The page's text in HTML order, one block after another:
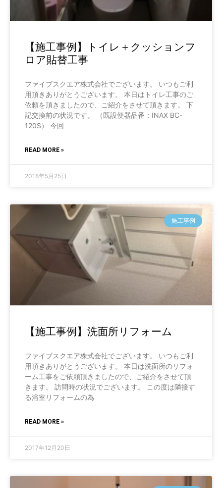
【施工事例】トイレ＋クッションフ
ロア貼替工事
ファイブスクエア株式会社でございます。 いつもご利
用頂きありがとうございます。 本日はトイレ工事のご
依頼を頂きましたので、ご紹介をさせて頂きます。 下
記交換前の状況です。 （既設便器品番：INAX BC-
120S） 今回
READ MORE »
2018年5月25日
施工事例
【施工事例】洗面所リフォーム
ファイブスクエア株式会社でございます。 いつもご利
用頂きありがとうございます。 本日は洗面所のリフォ
ーム工事をご依頼頂きましたので、ご紹介をさせて頂
きます。 訪問時の状況でございます。 この度は隣接す
る浴室リフォームの為
READ MORE »
2017年12月20日